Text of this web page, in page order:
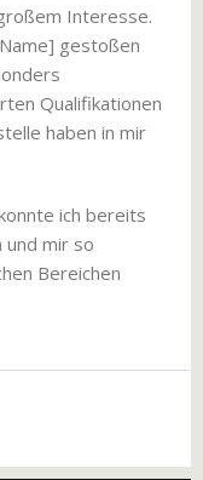
Interesse.
gestoßen
Qualifikationen
haben in mir
ich bereits
und mir so
Bereichen